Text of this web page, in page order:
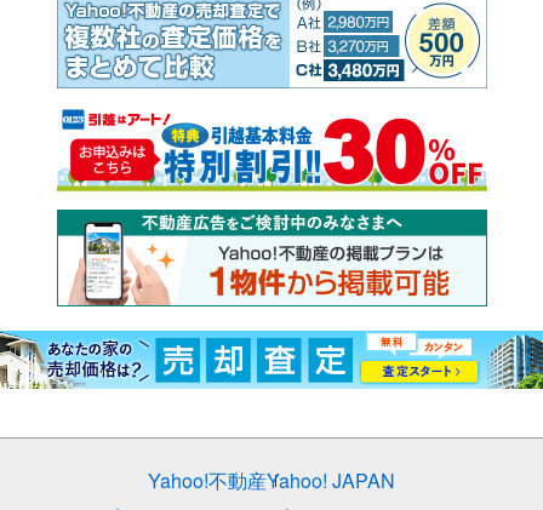
Yahoo!不動産Yahoo! JAPAN